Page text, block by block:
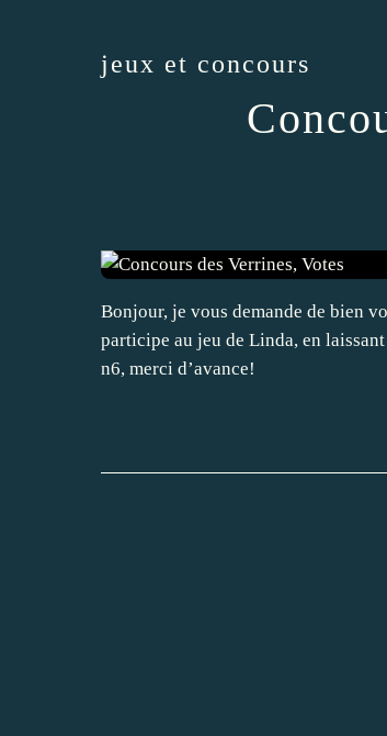
jeux et concours
Bonjour, je vous demande de bien
participe au jeu de Linda, en
n6, merci d’avance!